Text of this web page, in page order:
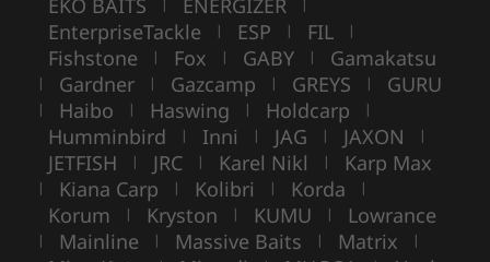
| |
EnterpriseTackle | ESP | FIL |
Fishstone | Fox | GABY | Gamakatsu
| Gardner | Gazcamp | GREYS | GURU
| Haibo | Haswing | Holdcarp |
Humminbird | Inni | JAG | JAXON |
JETFISH | JRC | Karel Nikl | Karp Max
| Kiana Carp | Kolibri | Korda |
Korum | Kryston | KUMU | Lowrance
| Mainline | Massive Baits | Matrix |